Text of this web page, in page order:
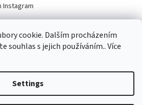
cookie. Dalším procházením
souhlas s jejich používáním.. Více
Settings
Instagram
Created by Shoptet